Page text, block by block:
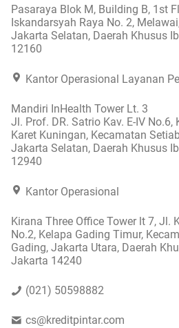
Pasaraya Blok M, Building B, 1st
Iskandarsyah Raya No. 2,
Jakarta Selatan, Daerah Khusus
12160
Kantor Operasional Layanan
Mandiri InHealth Tower Lt. 3
Jl. Prof. DR. Satrio Kav. E-IV No.6,
Karet Kuningan, Kecamatan
Jakarta Selatan, Daerah Khusus
12940
Kantor Operasional
Kirana Three Office Tower lt 7, Jl.
No.2, Kelapa Gading Timur,
Gading, Jakarta Utara, Daerah
Jakarta 14240
(021) 50598882
cs@kreditpintar.com